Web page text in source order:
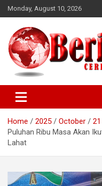
Skip
to
content
Monday, August 10, 2026
Cerdas
Home 2025 October
21
Puluhan Ribu Masa Akan
Lahat